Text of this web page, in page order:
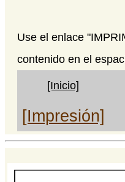
Use el enlace
contenido en el
[Inicio]
[Impresión]